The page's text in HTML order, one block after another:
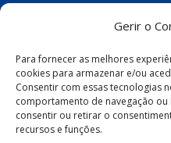
Gerir o
Para fornecer as melhores
cookies para armazenar e/ou
Consentir com essas tecnologias
comportamento de navegação ou
consentir ou retirar o
recursos e funções.
COMPANHIA DOCAS
– PB, 58100-100
Política de Privacidade